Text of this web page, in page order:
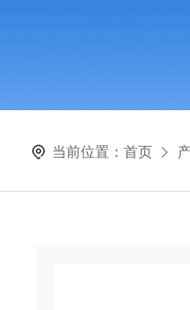
当前位置： 首页